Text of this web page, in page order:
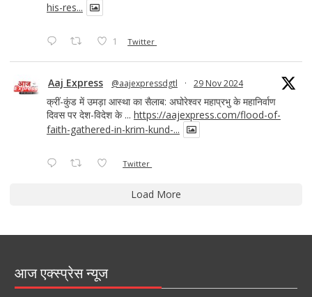
his-res...
1 Twitter
Aaj Express @aajexpressdgtl · 29 Nov 2024
क्रीं-कुंड में उमड़ा आस्था का सैलाब: अघोरेश्वर महाप्रभु के महानिर्वाण
दिवस पर देश-विदेश के ... https://aajexpress.com/flood-of-
faith-gathered-in-krim-kund-...
Twitter
Load More
आज एक्स्प्रेस न्यूज